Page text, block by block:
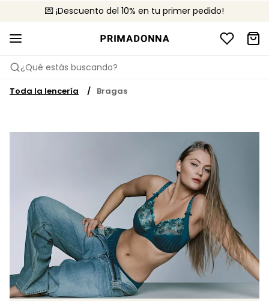
💌 ¡Descuento del 10% en tu primer pedido!
🚚 Envío gratuito a partir de 75 €
📦 Devoluciones gratuitas
¿Qué estás buscando?
Toda la lencería Bragas